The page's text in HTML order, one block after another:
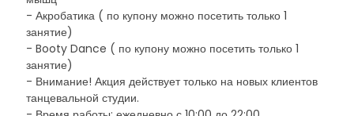
- Акробатика ( по купону можно посетить только 1
занятие)
- Booty Dance ( по купону можно посетить только 1
занятие)
- Внимание! Акция действует только на новых клиентов
танцевальной студии.